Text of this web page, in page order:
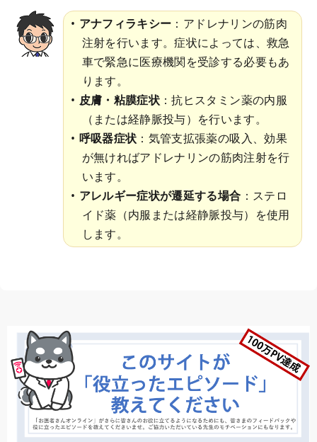
アナフィラキシー ：アドレナリンの筋肉
注射を行います。症状によっては、救急
車で緊急に医療機関を受診する必要もあ
ります。
皮膚・粘膜症状 ：抗ヒスタミン薬の内服
（または経静脈投与）を行います。
呼吸器症状 ：気管支拡張薬の吸入、効果
が無ければアドレナリンの筋肉注射を行
います。
アレルギー症状が遷延する場合 ：ステロ
イド薬（内服または経静脈投与）を使用
します。